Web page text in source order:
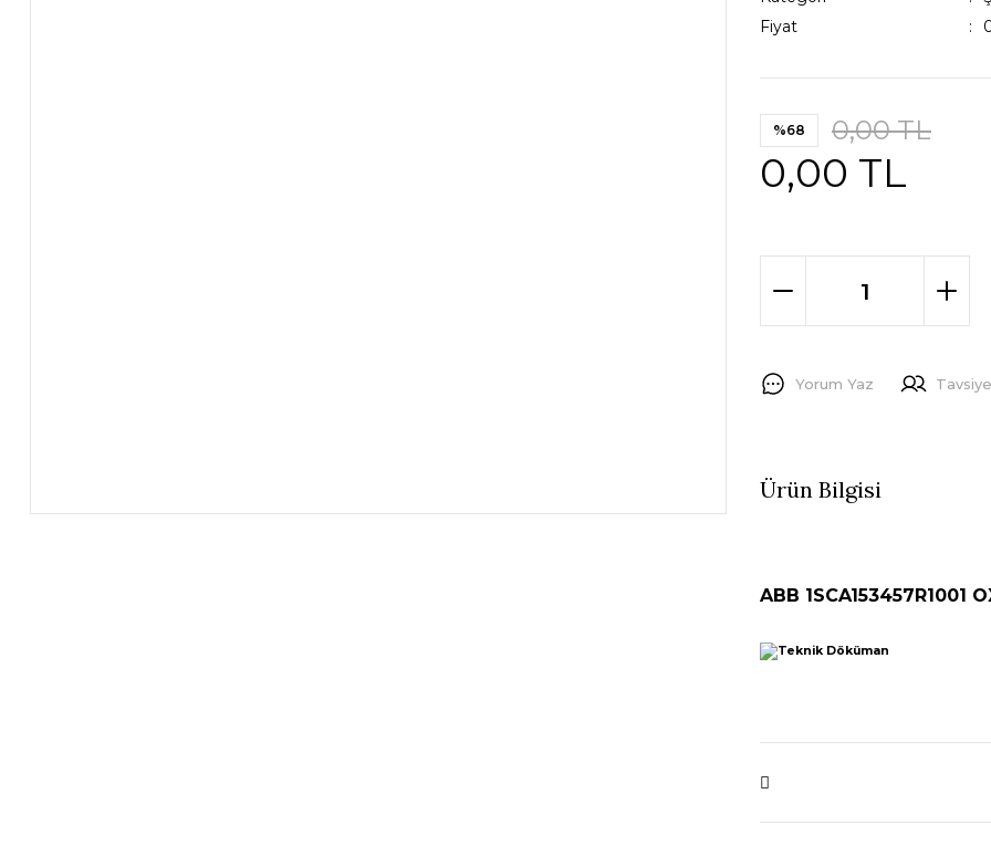
Fiyat
%68 0,00 TL
0,00 TL
Yorum Yaz
Ürün Bilgisi
ABB 1SCA153457R1001